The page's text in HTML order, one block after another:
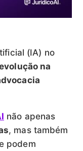
(IA) no
na
não apenas
, mas também
podem